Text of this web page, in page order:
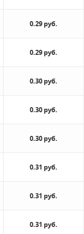
0.29 руб.
0.29 руб.
0.30 руб.
0.30 руб.
0.30 руб.
0.31 руб.
0.31 руб.
0.31 руб.